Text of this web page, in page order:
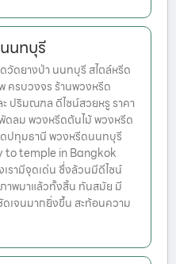
นทบุรี
ดยางป่า นนทบุรี สไตล์หรีด
ครบวงจร ร้านพวงหรีด
ปริมณฑล ดีไซน์สวยหรู ราคา
ลม พวงหรีดต้นไม้ พวงหรีด
ดปทุมธานี พวงหรีดนนทบุรี
temple in Bangkok
รามีจุดเด่น ซึ่งล้วนมีดีไซน์
าพมาแล้วทั้งสิ้น ทันสมัย มี
เจนมากยิ่งขึ้น สะท้อนความ